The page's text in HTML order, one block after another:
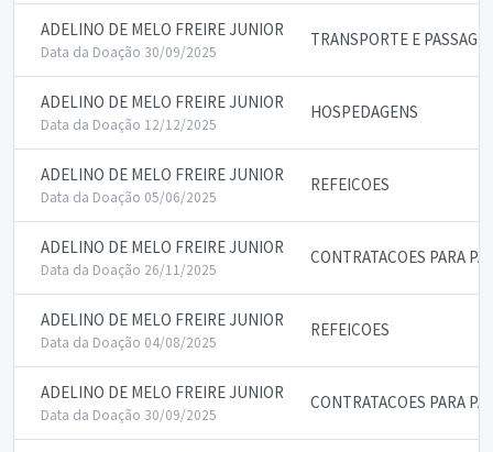
ADELINO DE MELO FREIRE JUNIOR
Data da Doação 30/09/2025
TRANSPORTE E
ADELINO DE MELO FREIRE JUNIOR
Data da Doação 12/12/2025
HOSPEDAGENS
ADELINO DE MELO FREIRE JUNIOR
Data da Doação 05/06/2025
REFEICOES
ADELINO DE MELO FREIRE JUNIOR
Data da Doação 26/11/2025
CONTRATACOES PARA
ADELINO DE MELO FREIRE JUNIOR
Data da Doação 04/08/2025
REFEICOES
ADELINO DE MELO FREIRE JUNIOR
Data da Doação 30/09/2025
CONTRATACOES PARA